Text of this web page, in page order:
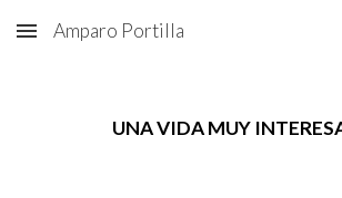
Skip to main content
Amparo Portilla
UNA VIDA MUY